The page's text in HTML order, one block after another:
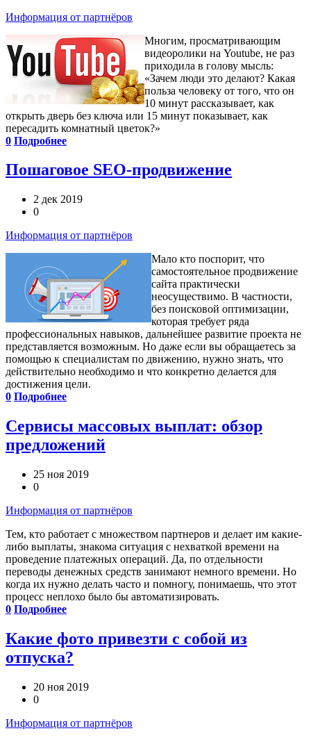
Информация от партнёров
Многим, просматривающим
видеоролики на Youtube, не раз
приходила в голову мысль:
«Зачем люди это делают? Какая
польза человеку от того, что он
10 минут рассказывает, как
открыть дверь без ключа или 15 минут показывает, как
пересадить комнатный цветок?»
0 Подробнее
Пошаговое SEO-продвижение
2 дек 2019
0
Информация от партнёров
Мало кто поспорит, что
самостоятельное продвижение
сайта практически
неосуществимо. В частности,
без поисковой оптимизации,
которая требует ряда
профессиональных навыков, дальнейшее развитие проекта не
представляется возможным. Но даже если вы обращаетесь за
помощью к специалистам по движению, нужно знать, что
действительно необходимо и что конкретно делается для
достижения цели.
0 Подробнее
Сервисы массовых выплат: обзор
предложений
25 ноя 2019
0
Информация от партнёров
Тем, кто работает с множеством партнеров и делает им какие-
либо выплаты, знакома ситуация с нехваткой времени на
проведение платежных операций. Да, по отдельности
переводы денежных средств занимают немного времени. Но
когда их нужно делать часто и помногу, понимаешь, что этот
процесс неплохо было бы автоматизировать.
0 Подробнее
Какие фото привезти с собой из
отпуска?
20 ноя 2019
0
Информация от партнёров